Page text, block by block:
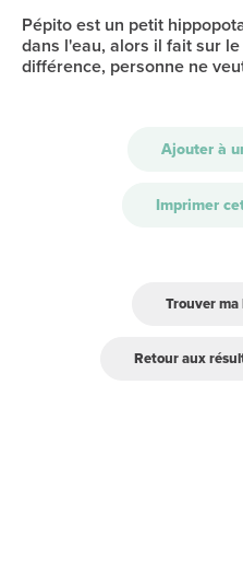
Pépito est un petit
dans l'eau, alors il fait sur
différence, personne ne
Ajouter à
Imprimer
Trouver
Retour aux